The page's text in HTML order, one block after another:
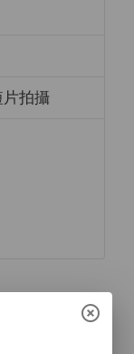
拍攝
24歲), 成人